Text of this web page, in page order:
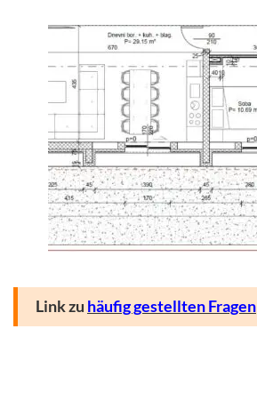
Link zu häufig gestellten Fragen